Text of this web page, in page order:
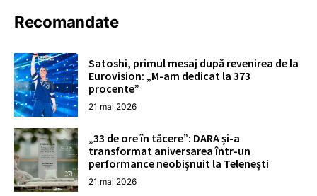
Recomandate
Satoshi, primul mesaj după revenirea de la
Eurovision: „M-am dedicat la 373
procente”
21 mai 2026
„33 de ore în tăcere”: DARA și-a
transformat aniversarea într-un
performance neobișnuit la Telenești
21 mai 2026